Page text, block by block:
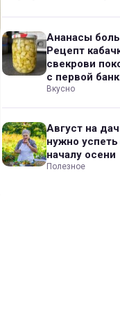
Ананасы
Рецепт
свекрови
с первой
Вкусно
Август на
нужно
началу осени
Полезное